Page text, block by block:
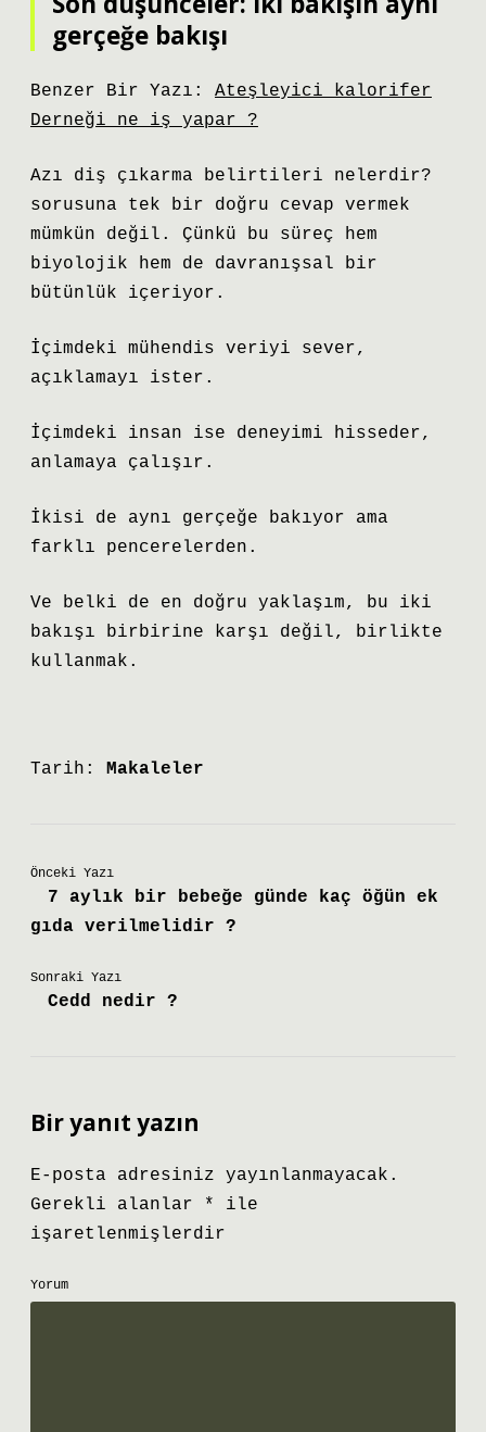
gerçeğe bakışı
Benzer Bir Yazı: Ateşleyici kalorifer
Derneği ne iş yapar ?
Azı diş çıkarma belirtileri nelerdir?
sorusuna tek bir doğru cevap vermek
mümkün değil. Çünkü bu süreç hem
biyolojik hem de davranışsal bir
bütünlük içeriyor.
İçimdeki mühendis veriyi sever,
açıklamayı ister.
İçimdeki insan ise deneyimi hisseder,
anlamaya çalışır.
İkisi de aynı gerçeğe bakıyor ama
farklı pencerelerden.
Ve belki de en doğru yaklaşım, bu iki
bakışı birbirine karşı değil, birlikte
kullanmak.
Tarih: Makaleler
Önceki Yazı
7 aylık bir bebeğe günde kaç öğün ek
gıda verilmelidir ?
Sonraki Yazı
Cedd nedir ?
Bir yanıt yazın
E-posta adresiniz yayınlanmayacak.
Gerekli alanlar
*
ile
işaretlenmişlerdir
Yorum